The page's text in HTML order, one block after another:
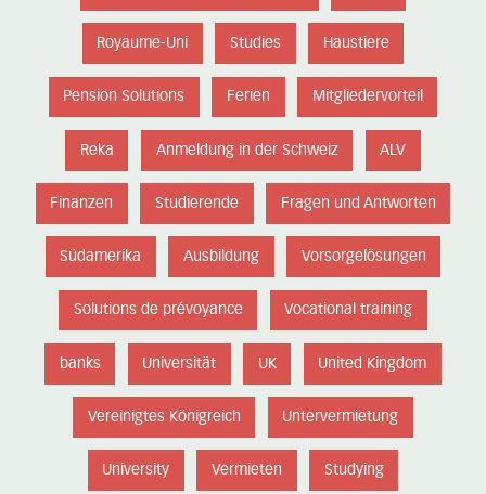
Royaume-Uni Studies Haustiere
Pension Solutions Ferien Mitgliedervorteil
Reka Anmeldung in der Schweiz ALV
Finanzen Studierende Fragen und Antworten
Südamerika Ausbildung Vorsorgelösungen
Solutions de prévoyance Vocational training
banks Universität UK United Kingdom
Vereinigtes Königreich Untervermietung
University Vermieten Studying